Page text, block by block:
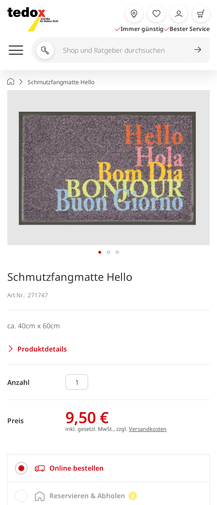
Inhalt
springen
Immer günstig Bester Service
Shop
Ratgeber
durchsuchen
StartseiteSchmutzfangmatte Hello
Schmutzfangmatte Hello
Art.Nr.: 271747
ca. 40cm x 60cm
Produktdetails
Anzahl
Preis 9,50 €
inkl. gesetzl. MwSt., zzgl. Versandkosten
Online bestellen
Reservieren & Abholen